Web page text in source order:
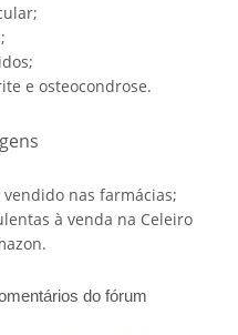
e osteocondrose.
nas farmácias;
à venda na Celeiro
do fórum